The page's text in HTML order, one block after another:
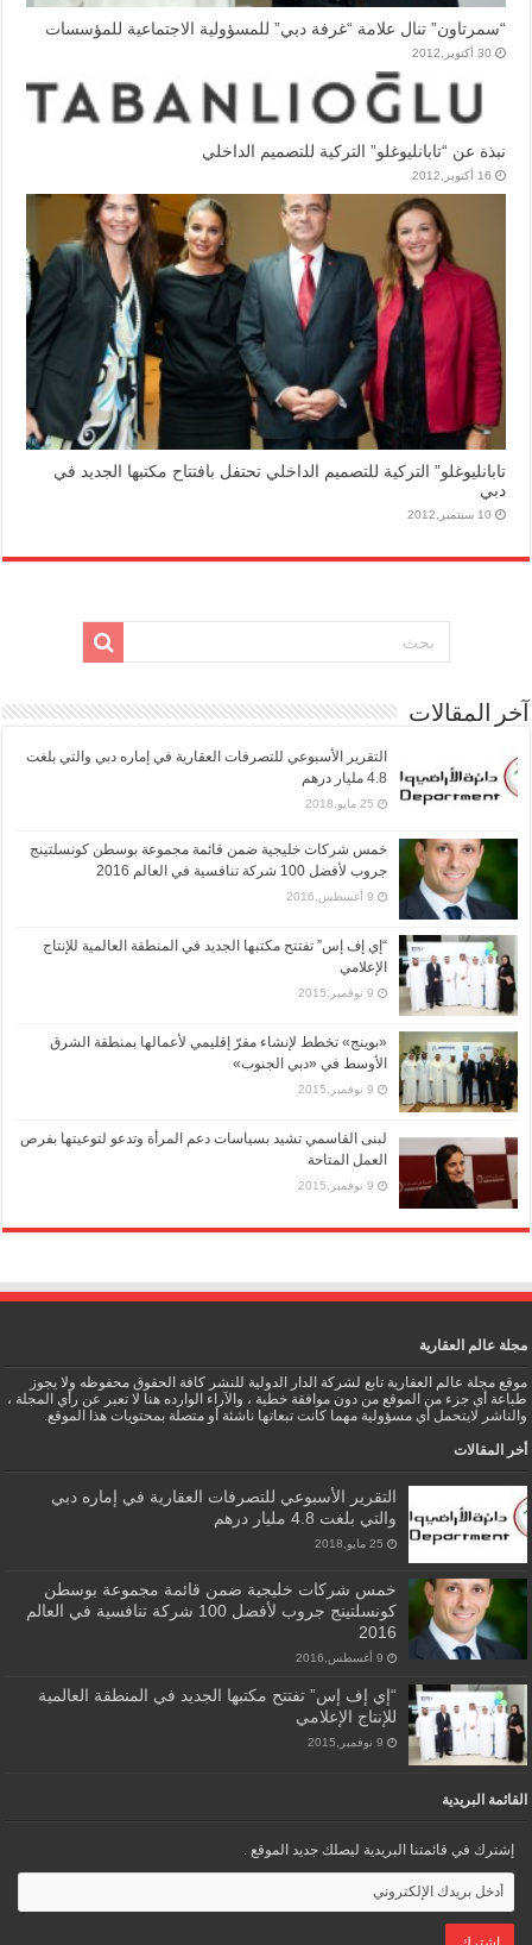
“سمرتاون” تنال علامة “غرفة دبي” للمسؤولية الاجتماعية للمؤسسات
30 أكتوبر,2012
نبذة عن “تابانليوغلو” التركية للتصميم الداخلي
16 أكتوبر,2012
تابانليوغلو” التركية للتصميم الداخلي تحتفل بافتتاح مكتبها الجديد في
دبي
10 سبتمبر,2012
آخر المقالات
التقرير الأسبوعي للتصرفات العقارية في إماره دبي والتي بلغت
4.8 مليار درهم
25 مايو,2018
خمس شركات خليجية ضمن قائمة مجموعة بوسطن كونسلتينج
جروب لأفضل 100 شركة تنافسية في العالم 2016
9 أغسطس,2016
“إي إف إس” تفتتح مكتبها الجديد في المنطقة العالمية للإنتاج
الإعلامي
9 نوفمبر,2015
«بوينج» تخطط لإنشاء مقرّ إقليمي لأعمالها بمنطقة الشرق
الأوسط في «دبي الجنوب»
9 نوفمبر,2015
لبنى القاسمي تشيد بسياسات دعم المرأة وتدعو لتوعيتها بفرص
العمل المتاحة
9 نوفمبر,2015
مجلة عالم العقارية
موقع مجلة عالم العقارية تابع لشركة الدار الدولية للنشر كافة الحقوق محفوظه ولا يجوز
طباعة أي جزء من الموقع من دون موافقة خطية ، والآراء الوارده هنا لا تعبر عن رأي المجلة ،
والناشر لايتحمل أي مسؤولية مهما كانت تبعاتها ناشئة أو متصلة بمحتويات هذا الموقع.
أخر المقالات
التقرير الأسبوعي للتصرفات العقارية في إماره دبي
والتي بلغت 4.8 مليار درهم
25 مايو,2018
خمس شركات خليجية ضمن قائمة مجموعة بوسطن
كونسلتينج جروب لأفضل 100 شركة تنافسية في العالم
2016
9 أغسطس,2016
“إي إف إس” تفتتح مكتبها الجديد في المنطقة العالمية
للإنتاج الإعلامي
9 نوفمبر,2015
القائمة البريدية
إشترك في قائمتنا البريدية ليصلك جديد الموقع .